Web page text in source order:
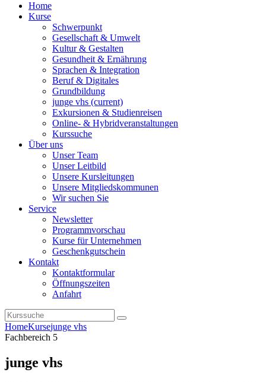
Home
Kurse
Schwerpunkt
Gesellschaft & Umwelt
Kultur & Gestalten
Gesundheit & Ernährung
Sprachen & Integration
Beruf & Digitales
Grundbildung
junge vhs (current)
Exkursionen & Studienreisen
Online- & Hybridveranstaltungen
Kurssuche
Über uns
Unser Team
Unser Leitbild
Unsere Kursleitungen
Unsere Mitgliedskommunen
Wir suchen Sie
Service
Newsletter
Programmvorschau
Kurse für Unternehmen
Geschenkgutschein
Kontakt
Kontaktformular
Öffnungszeiten
Anfahrt
HomeKursejunge vhs
Fachbereich 5
junge vhs